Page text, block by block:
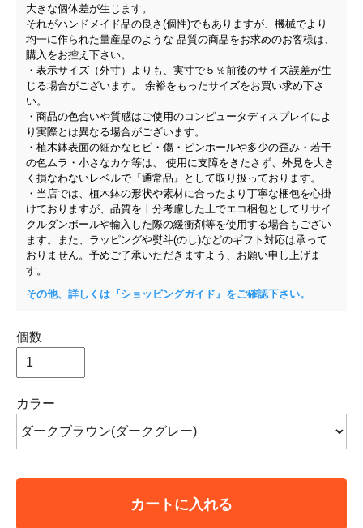
大きな個体差が生じます。
それがハンドメイド品の良さ(個性)でもありますが、機械でより
均一に作られた量産品のような 品質の商品をお求めのお客様は、
購入をお控え下さい。
・表示サイズ（外寸）よりも、実寸で５％前後のサイズ誤差が生
じる場合がございます。 余裕をもったサイズをお買い求め下さ
い。
・商品の色合いや質感はご使用のコンピュータディスプレイによ
り実際とは異なる場合がございます。
・植木鉢表面の細かなヒビ・傷・ピンホールや多少の歪み・若干
の色ムラ・小さなカケ等は、 使用に支障をきたさず、外見を大き
く損なわないレベルで『通常品』として取り扱っております。
・当店では、植木鉢の形状や素材に合ったより丁寧な梱包を心掛
けておりますが、品質を十分考慮した上でエコ梱包としてリサイ
クルダンボールや輸入した際の緩衝剤等を使用する場合もござい
ます。また、ラッピングや熨斗(のし)などのギフト対応は承って
おりません。予めご了承いただきますよう、お願い申し上げま
す。
その他、詳しくは『ショッピングガイド』をご確認下さい。
個数
カラー
カートに入れる